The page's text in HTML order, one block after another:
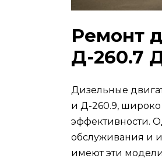
Ремонт
Д-260.7
Дизельные
и Д-260.9, широко
эффективности.
обслуживания и
имеют эти